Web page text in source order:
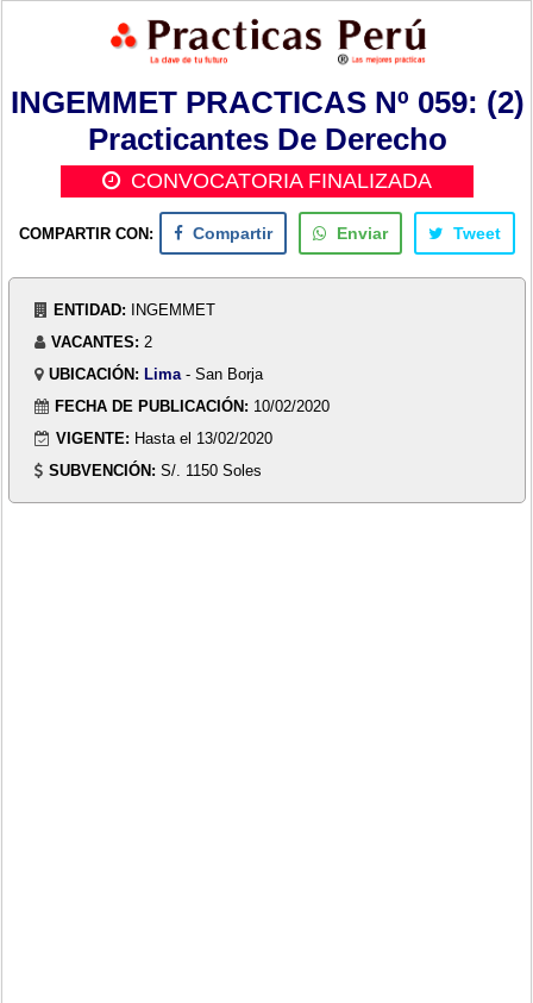
INGEMMET PRACTICAS Nº 059: (2)
Practicantes De Derecho
CONVOCATORIA FINALIZADA
COMPARTIR CON: Compartir Enviar Tweet
ENTIDAD:
INGEMMET
VACANTES: 2
UBICACIÓN: Lima - San Borja
FECHA DE PUBLICACIÓN: 10/02/2020
VIGENTE: Hasta el 13/02/2020
SUBVENCIÓN: S/. 1150 Soles